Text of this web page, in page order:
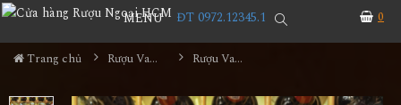
0
MENU ĐT 0972.12345.1
Trang chủ Rượu Vang Rượu Vang Pepper Jack Premium Cut Cabernet Shiraz